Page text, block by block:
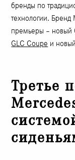
бренды по
технологии. Бренд
премьеры – новый
GLC Coupe и
Третье